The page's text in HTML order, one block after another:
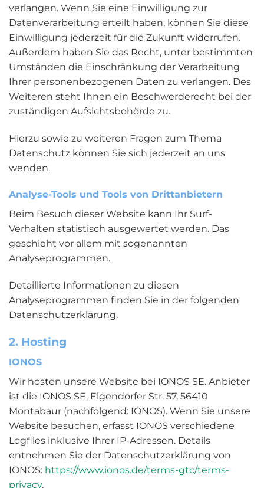
verlangen. Wenn Sie eine Einwilligung zur
Datenverarbeitung erteilt haben, können Sie diese
Einwilligung jederzeit für die Zukunft widerrufen.
Außerdem haben Sie das Recht, unter bestimmten
Umständen die Einschränkung der Verarbeitung
Ihrer personenbezogenen Daten zu verlangen. Des
Weiteren steht Ihnen ein Beschwerderecht bei der
zuständigen Aufsichtsbehörde zu.
Hierzu sowie zu weiteren Fragen zum Thema
Datenschutz können Sie sich jederzeit an uns
wenden.
Analyse-Tools und Tools von Dritt­anbietern
Beim Besuch dieser Website kann Ihr Surf-
Verhalten statistisch ausgewertet werden. Das
geschieht vor allem mit sogenannten
Analyseprogrammen.
Detaillierte Informationen zu diesen
Analyseprogrammen finden Sie in der folgenden
Datenschutzerklärung.
2. Hosting
IONOS
Wir hosten unsere Website bei IONOS SE. Anbieter
ist die IONOS SE, Elgendorfer Str. 57, 56410
Montabaur (nachfolgend: IONOS). Wenn Sie unsere
Website besuchen, erfasst IONOS verschiedene
Logfiles inklusive Ihrer IP-Adressen. Details
entnehmen Sie der Datenschutzerklärung von
IONOS: https://www.ionos.de/terms-gtc/terms-
privacy.